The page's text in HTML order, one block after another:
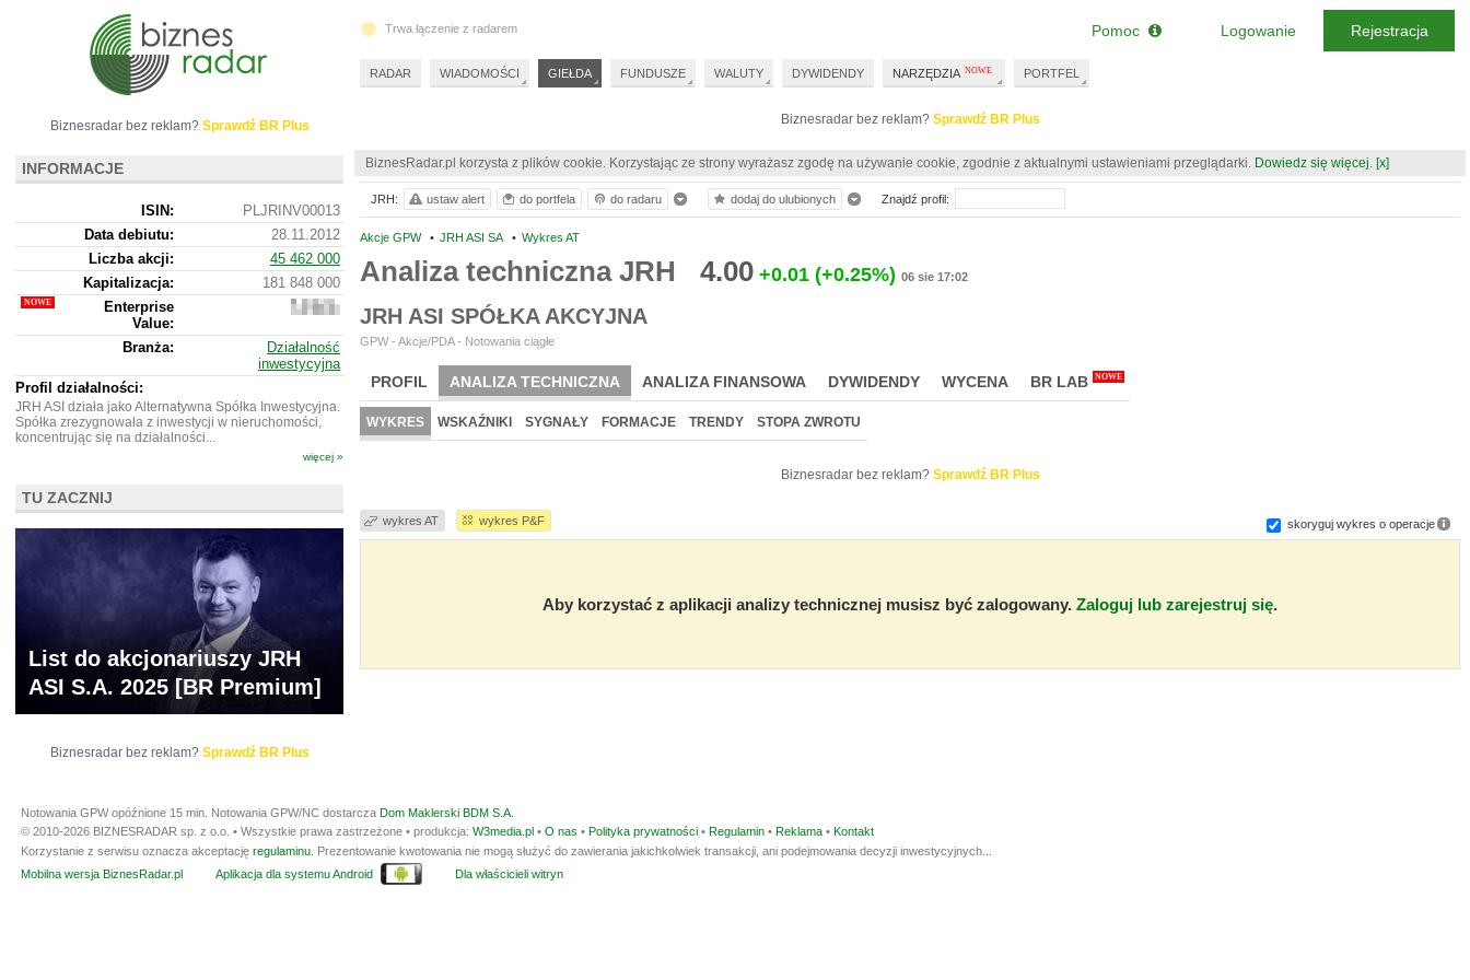
Biznesradar bez reklam? Sprawdź BR Plus
BiznesRadar.pl korzysta z plików cookie. Korzystając ze strony wyrażasz zgodę na używanie cookie, zgodnie z aktualnymi ustawieniami przeglądarki. Dowiedz się więcej. [x]
Akcje GPW • JRH ASI SA • Wykres AT
Analiza techniczna JRH 4.00 +0.01 (+0.25%) 06 sie 17:02
JRH ASI SPÓŁKA AKCYJNA
GPW - Akcje/PDA - Notowania ciągłe
PROFIL ANALIZA TECHNICZNA ANALIZA FINANSOWA DYWIDENDY WYCENA BR LAB NOWE
WYKRES WSKAŹNIKI SYGNAŁY FORMACJE TRENDY STOPA ZWROTU
Biznesradar bez reklam? Sprawdź BR Plus
wykres AT wykres P&F skoryguj wykres o operacje
Aby korzystać z aplikacji analizy technicznej musisz być zalogowany. Zaloguj lub zarejestruj się.
JRH: ustaw alert do portfela do radaru dodaj do ulubionych Znajdź profil:
Biznesradar bez reklam? Sprawdź BR Plus
INFORMACJE
ISIN:
PLJRINV00013
Data debiutu:
28.11.2012
Liczba akcji:
45 462 000
Kapitalizacja:
181 848 000
Enterprise
Value:
181
000
Branża:
Działalność
inwestycyjna
Profil działalności:
JRH ASI działa jako Alternatywna Spółka Inwestycyjna.
Spółka zrezygnowała z inwestycji w nieruchomości,
koncentrując się na działalności...
więcej »
TU ZACZNIJ
List do akcjonariuszy JRH
ASI S.A. 2025 [BR Premium]
Biznesradar bez reklam? Sprawdź BR Plus
Trwa łączenie z radarem
RADAR WIADOMOŚCI GIEŁDA FUNDUSZE WALUTY DYWIDENDY NARZĘDZIA PORTFEL
Pomoc Logowanie Rejestracja
Notowania GPW opóźnione 15 min. Notowania GPW/NC dostarcza Dom Maklerski BDM S.A.
© 2010-2026 BIZNESRADAR sp. z o.o. • Wszystkie prawa zastrzeżone • produkcja: W3media.pl • O nas • Polityka prywatności • Regulamin • Reklama • Kontakt
Korzystanie z serwisu oznacza akceptację regulaminu . Prezentowanie kwotowania nie mogą służyć do zawierania jakichkolwiek transakcji, ani podejmowania decyzji inwestycyjnych...
Mobilna wersja BiznesRadar.pl
Aplikacja dla systemu Android Dla właścicieli witryn